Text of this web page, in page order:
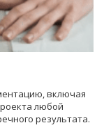
включая
любой
результата.